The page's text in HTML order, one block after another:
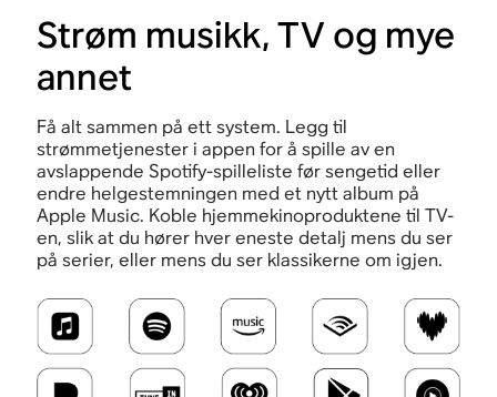
Strøm musikk, TV og mye
annet
Få alt sammen på ett system. Legg til
strømmetjenester i appen for å spille av en
avslappende Spotify-spilleliste før sengetid eller
endre helgestemningen med et nytt album på
Apple Music. Koble hjemmekinoproduktene til TV-
en, slik at du hører hver eneste detalj mens du ser
på serier, eller mens du ser klassikerne om igjen.